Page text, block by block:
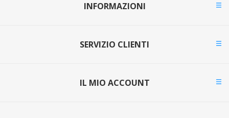
INFORMAZIONI
SERVIZIO CLIENTI
IL MIO ACCOUNT